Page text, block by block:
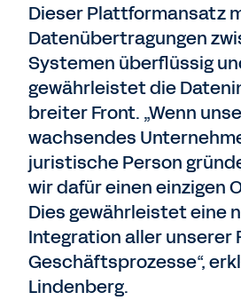
Dieser Plattformansatz
Datenübertragungen
Systemen überflüssig
gewährleistet die
breiter Front. „Wenn
wachsendes
juristische Person
wir dafür einen einzigen
Dies gewährleistet eine
Integration aller unserer
Geschäftsprozesse“,
Lindenberg.